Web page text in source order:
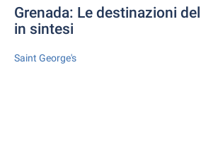
Grenada: Le destinazioni
in sintesi
Saint George's